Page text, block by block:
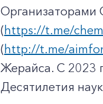
Организаторами
(https://t.me/
(http://t.me/
Жерайса. С 2023
Десятилетия